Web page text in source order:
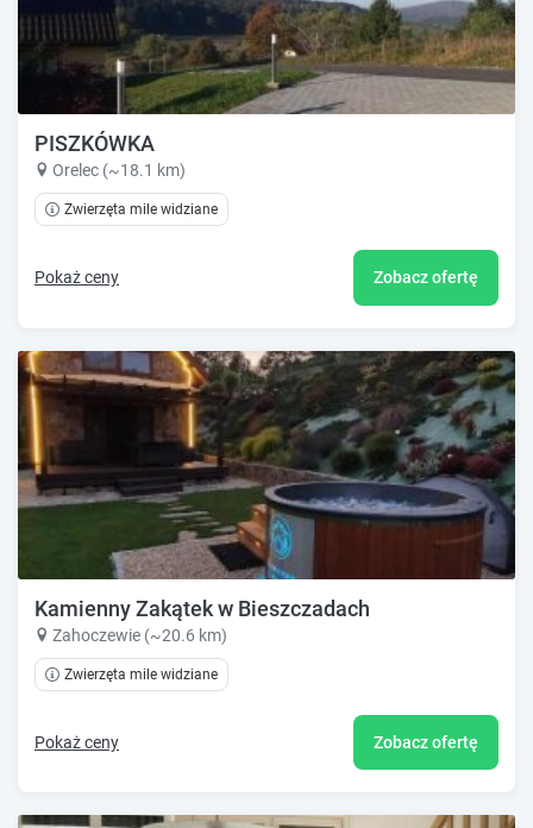
PISZKÓWKA
Orelec (~18.1 km)
Zwierzęta mile widziane
Pokaż ceny Zobacz ofertę
Kamienny Zakątek w Bieszczadach
Zahoczewie (~20.6 km)
Zwierzęta mile widziane
Pokaż ceny Zobacz ofertę